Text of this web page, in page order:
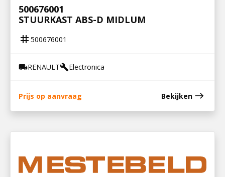
500676001
STUURKAST ABS-D MIDLUM
tag 500676001
local_shippingRENAULTbuildElectronica
Prijs op aanvraag Bekijken east